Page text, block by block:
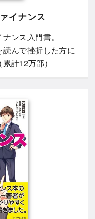
イナンス
ンス入門書。
んで挫折した方に
計12万部）